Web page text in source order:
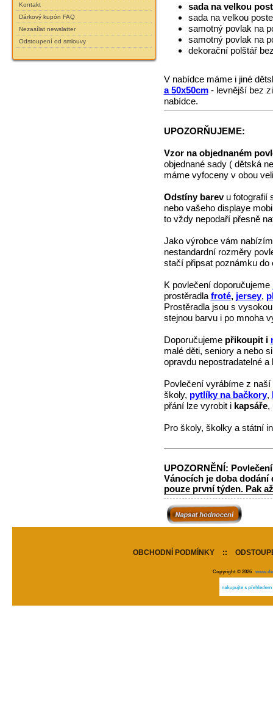
Kontakt
Dárkový kupón FAQ
Nezasílat newslatter
Odstoupení od smlouvy
sada na velkou
sada na velkou
samotný povlak na
samotný povlak na
dekorační polštář
V nabídce máme i jiné
a 50x50cm- levnější bez
nabídce.
UPOZORŇUJEME:
Vzor na objednaném
objednané sady ( dětská
máme vyfoceny v obou
Odstíny barevu fotografií
nebo vašeho displaye
to vždy nepodaří přesně
Jako výrobce vám
nestandardní rozměry
stačí připsat poznámku
K povlečení doporučujeme
prostěradla froté, jersey,
Prostěradla jsou s
stejnou barvu i po mnoha
Doporučujemepřikoupit i
malé děti, seniory a nebo
opravdu nepostradatelné
Povlečení vyrábíme z
školy, pytlíky na bačkory,
přání lze vyrobit i kapsáře,
Pro školy, školky a státní
UPOZORNĚNÍ:
Vánocích je doba
pouze první týden. Pak
OBCHODNÍ PODMÍNKY ::
Copyright © 2026